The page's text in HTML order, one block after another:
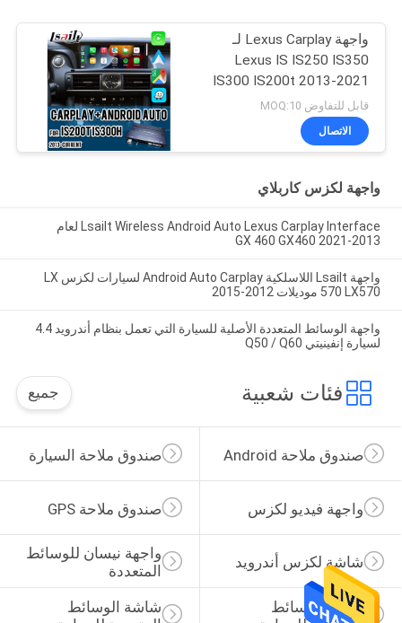
واجهة Lexus Carplay لـ
Lexus IS IS250 IS350
IS300 IS200t 2013-2021
قابل للتفاوض MOQ:10
الاتصال
واجهة لكزس كاربلاي
Lsailt Wireless Android Auto Lexus Carplay Interface لعام
2013-2021 GX 460 GX460
واجهة Lsailt اللاسلكية Android Auto Carplay لسيارات لكزس LX
570 LX570 موديلات 2012-2015
واجهة الوسائط المتعددة الأصلية للسيارة التي تعمل بنظام أندرويد 4.4
لسيارة إنفينيتي Q50 / Q60
فئات شعبية جميع
صندوق ملاحة السيارة صندوق ملاحة Android
صندوق ملاحة GPS واجهة فيديو لكزس
واجهة نيسان للوسائط
المتعددة
شاشة لكزس أندرويد
شاشة الوسائط
عرض الوسائط